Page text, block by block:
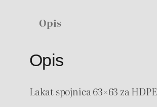
Opis
Opis
Lakat spojnica 63×63 za